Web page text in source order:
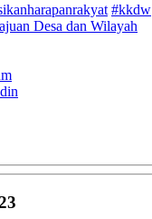
#kkdw
Desa dan Wilayah